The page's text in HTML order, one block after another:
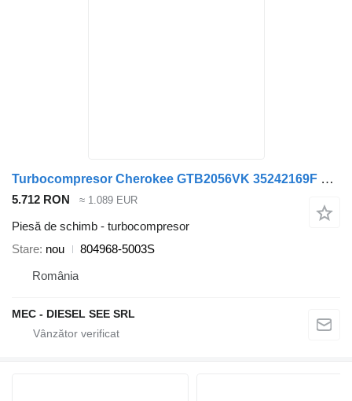
Turbocompresor Cherokee GTB2056VK 35242169F 68148161AA 804968-5003S pentru automobil Jeep Cherokee
5.712 RON ≈ 1.089 EUR
Piesă de schimb - turbocompresor
Stare nou
804968-5003S
România
MEC - DIESEL SEE SRL